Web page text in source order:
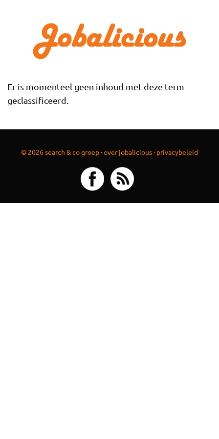
Er is momenteel geen inhoud met deze term
geclassificeerd.
© 2026 search & co groep ·over jobalicious · privacybeleid